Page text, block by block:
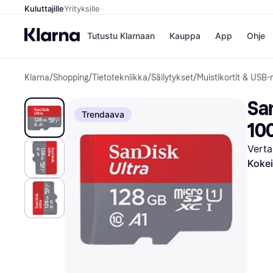
KuluttajilleYrityksille
Tutustu Klarnaan Kauppa
Kaupat
Gigantti
H&M
Peten
Wolt
App Ohje
Klarna/Shopping/Tietotekniikka/Säilytykset/Muistikortit &
Trendaava